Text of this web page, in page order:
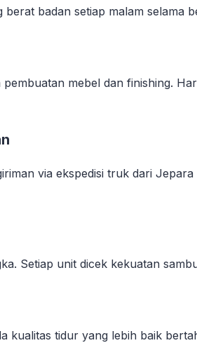
badan setiap malam selama
mebel dan finishing.
via ekspedisi truk dari
Setiap unit dicek kekuatan
kualitas tidur yang lebih baik